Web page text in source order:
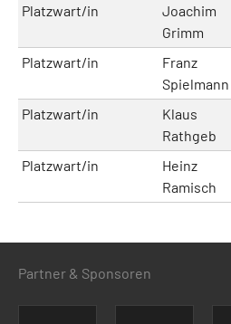
Platzwart/in
Joachim
Grimm
Platzwart/in
Franz
Spielmann
Platzwart/in
Klaus
Rathgeb
Platzwart/in
Heinz
Ramisch
Partner & Sponsoren